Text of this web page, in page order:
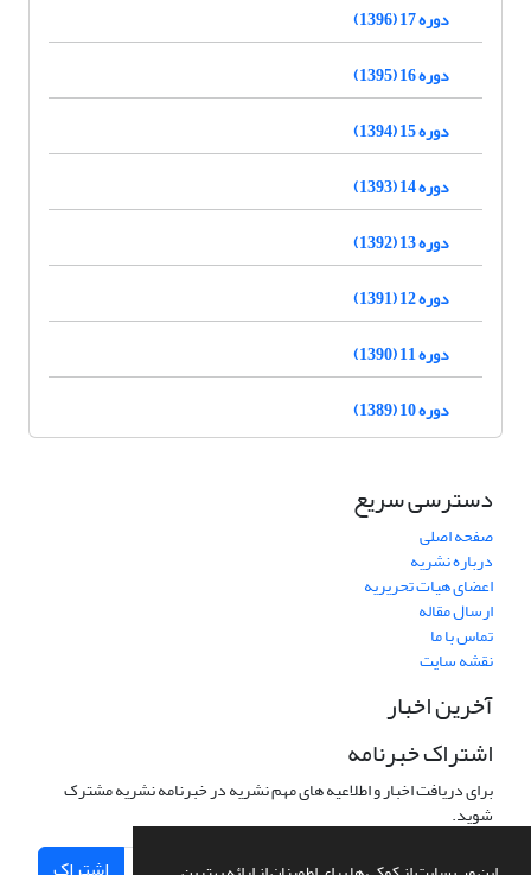
دوره 17 (1396)
دوره 16 (1395)
دوره 15 (1394)
دوره 14 (1393)
دوره 13 (1392)
دوره 12 (1391)
دوره 11 (1390)
دوره 10 (1389)
دسترسی سریع
صفحه اصلی
درباره نشریه
اعضای هیات تحریریه
ارسال مقاله
تماس با ما
نقشه سایت
آخرین اخبار
اشتراک خبرنامه
برای دریافت اخبار و اطلاعیه های مهم نشریه در خبرنامه نشریه مشترک
شوید.